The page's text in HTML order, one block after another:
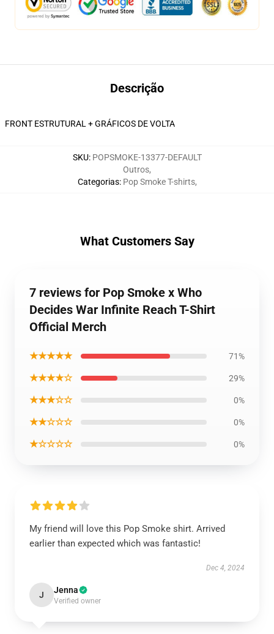
Descrição
FRONT ESTRUTURAL + GRÁFICOS DE VOLTA
SKU: POPSMOKE-13377-DEFAULT
Categorias:
Outros,
Pop Smoke T-shirts,
What Customers Say
7 reviews for Pop Smoke x Who
Decides War Infinite Reach T-Shirt
Official Merch
★★★★★ 71%
★★★★☆ 29%
★★★☆☆ 0%
★★☆☆☆ 0%
★☆☆☆☆ 0%
My friend will love this Pop Smoke shirt. Arrived
earlier than expected which was fantastic!
Dec 4, 2024
J Jenna
Verified owner